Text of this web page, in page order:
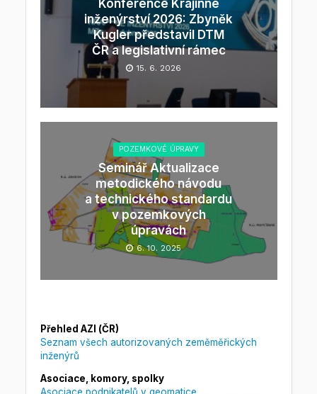
Konference Krajinné
inženýrství 2026: Zbyněk
Kugler představil DTM
ČR a legislativní rámec
15. 6. 2026
POZEMKOVÉ ÚPRAVY
Seminář Aktualizace
metodického návodu
a technického standardu
v pozemkových
úpravách
6. 10. 2025
Přehled AZI (ČR)
Seznam všech autorizovaných zeměměřických
inženýrů
Asociace, komory, spolky